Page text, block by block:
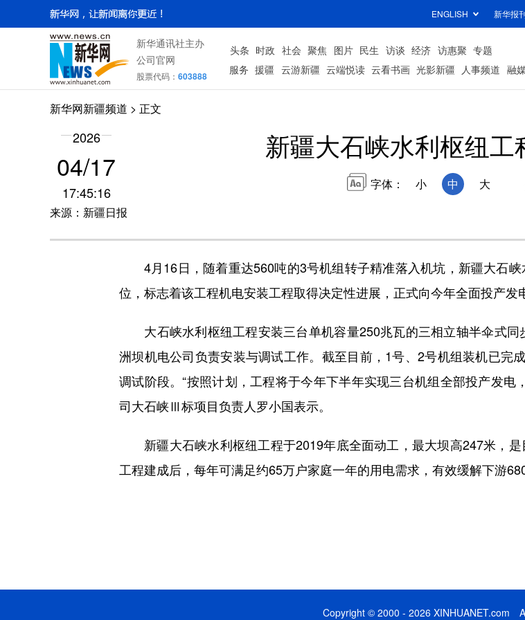
ENGLISH 新华报
新华通讯社主办
公司官网
股票代码： 603888
头条 时政 社会 聚焦 图片 民生 访谈 经济 访惠聚 专题
服务 援疆 云游新疆 云端悦读 云看书画 光影新疆 人事频道 融
新华网新疆频道 > 正文
2026
04/17
17:45:16
来源：新疆日报
新疆大石峡水利枢纽
字体： 小 中 大
4月16日，随着重达560吨的3号机组转子精准落入机坑，新疆大石峡
位，标志着该工程机电安装工程取得决定性进展，正式向今年全面投产发
大石峡水利枢纽工程安装三台单机容量250兆瓦的三相立轴半伞式同
洲坝机电公司负责安装与调试工作。截至目前，1号、2号机组装机已完
调试阶段。“按照计划，工程将于今年下半年实现三台机组全部投产发
司大石峡Ⅲ标项目负责人罗小国表示。
新疆大石峡水利枢纽工程于2019年底全面动工，最大坝高247米，是
工程建成后，每年可满足约65万户家庭一年的用电需求，有效缓解下游
Copyright © 2000 - 2026 XINHUANET.com